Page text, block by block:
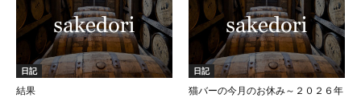
日記
結果
日記
猫バーの今月のお休み～２０２６年